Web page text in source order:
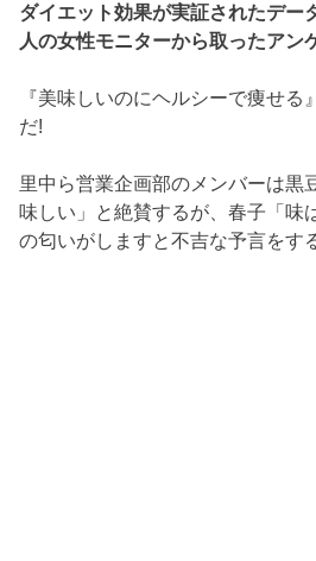
ダイエット効果が実証されたデー
人の女性モニターから取ったアン
『美味しいのにヘルシーで痩せ
だ!
里中ら営業企画部のメンバーは黒
味しい」と絶賛するが、春子「味
の匂いがしますと不吉な予言をす